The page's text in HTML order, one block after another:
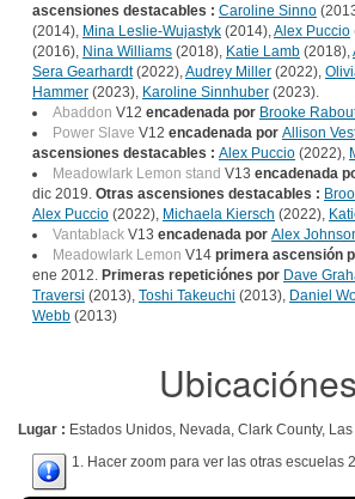
ascensiones destacables : Caroline Sinno
(2014), Mina Leslie-Wujastyk (2014),Alex Puccio
(2016), Nina Williams (2018), Katie Lamb (2018),
Sera Gearhardt(2022),Audrey Miller (2022),
Hammer (2023), Karoline Sinnhuber (2023).
Abaddon V12 encadenada por Brooke
Power Slave V12 encadenada por Allison
ascensiones destacables : Alex Puccio (2022),
Meadowlark Lemon stand V13 encadenada
dic 2019. Otras ascensiones destacables :
Alex Puccio (2022), Michaela Kiersch (2022),
Vantablack V13 encadenada por Alex
Meadowlark Lemon V14 primera ascensión
ene 2012. Primeras repeticiónes por Dave
Traversi (2013), Toshi Takeuchi (2013), Daniel
Webb (2013)
Lugar : Estados Unidos, Nevada, Clark County,
1. Hacer zoom para ver las otras escuelas